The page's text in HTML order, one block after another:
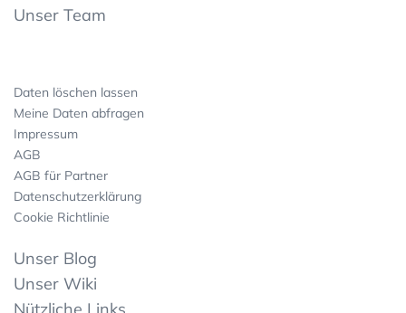
Unser Team
Daten löschen lassen
Meine Daten abfragen
Impressum
AGB
AGB für Partner
Datenschutzerklärung
Cookie Richtlinie
Unser Blog
Unser Wiki